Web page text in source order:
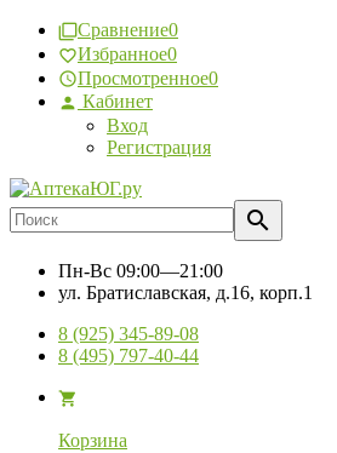
Сравнение0
Избранное0
Просмотренное0
Кабинет
Вход
Регистрация
Пн-Вс 09:00—21:00
ул. Братиславская, д.16, корп.1
8 (925) 345-89-08
8 (495) 797-40-44
Корзина